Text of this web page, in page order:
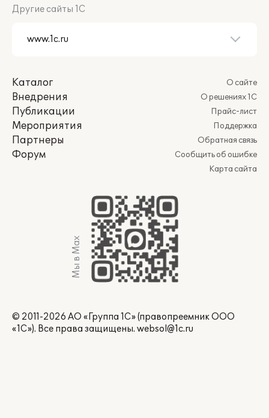
Другие сайты 1С
Каталог
Внедрения
Публикации
Мероприятия
Партнеры
Форум
О сайте
О решениях 1С
Прайс-лист
Поддержка
Обратная связь
Сообщить об ошибке
Карта сайта
Мы в Max
© 2011-2026 АО «Группа 1С» (правопреемник ООО
«1С»). Все права защищены. websol@1c.ru